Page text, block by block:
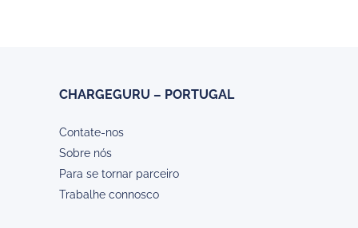
CHARGEGURU – PORTUGAL
Contate-nos
Sobre nós
Para se tornar parceiro
Trabalhe connosco